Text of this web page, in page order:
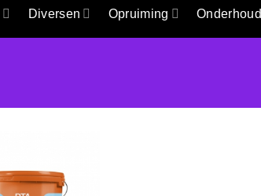
Diversen Opruiming Onderhoud